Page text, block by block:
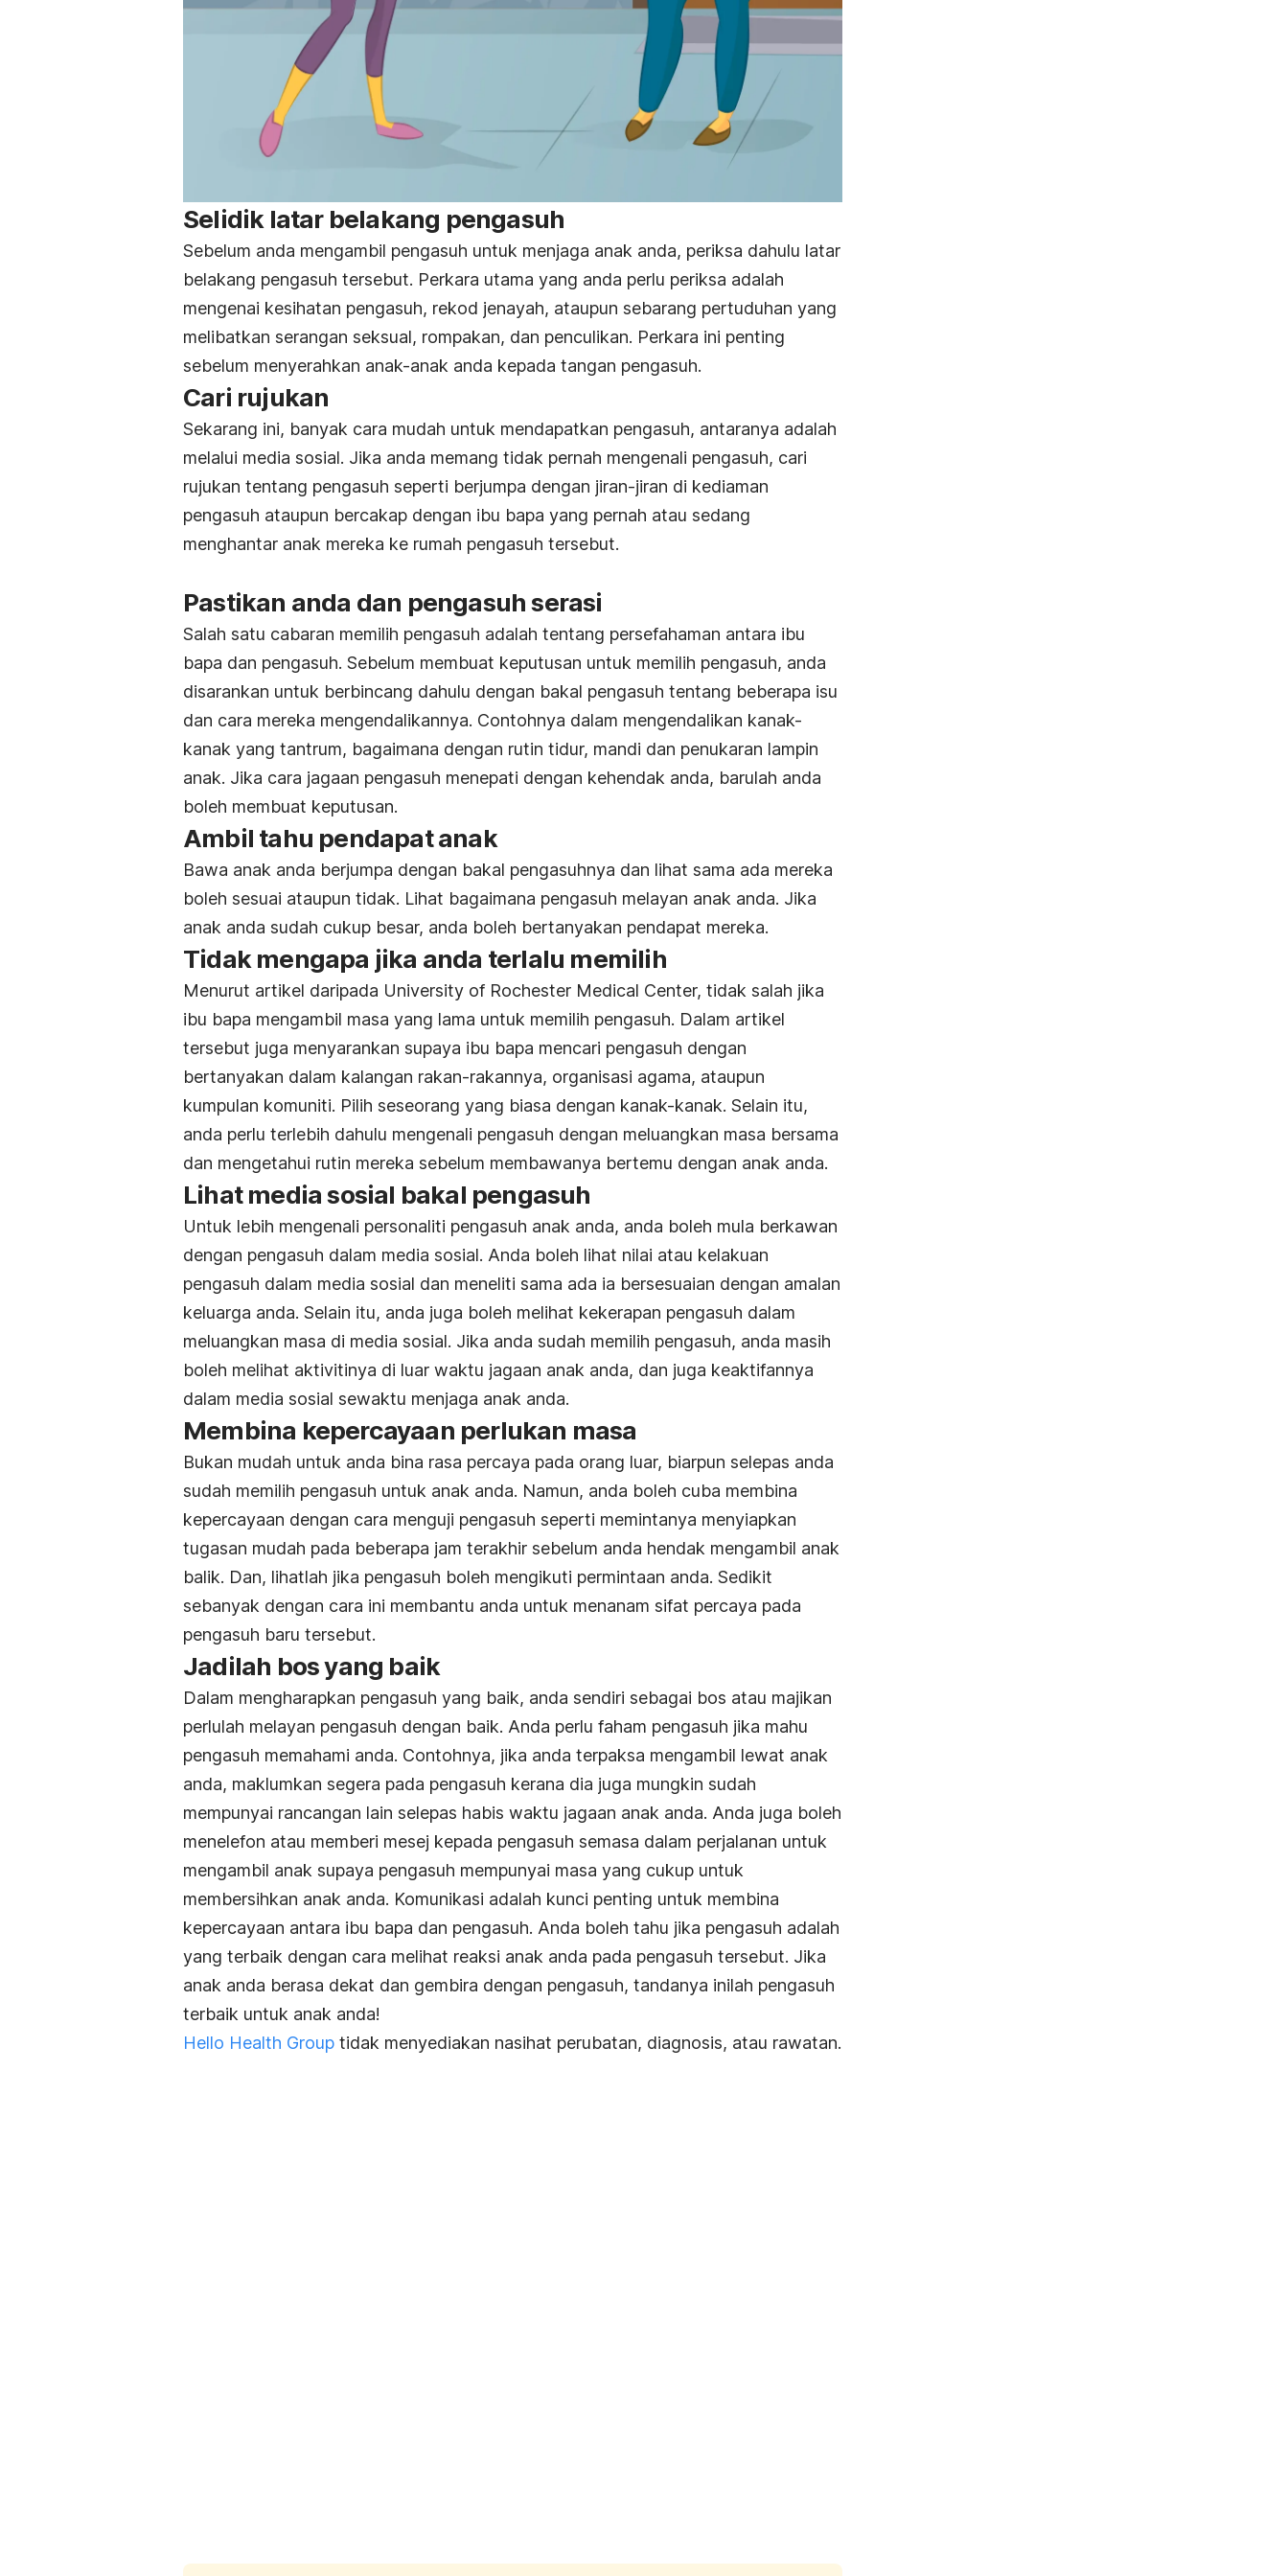
Selidik latar belakang pengasuh
Sebelum anda mengambil pengasuh untuk menjaga anak anda, periksa dahulu latar
belakang pengasuh tersebut. Perkara utama yang anda perlu periksa adalah
mengenai kesihatan pengasuh, rekod jenayah, ataupun sebarang pertuduhan yang
melibatkan serangan seksual, rompakan, dan penculikan. Perkara ini penting
sebelum menyerahkan anak-anak anda kepada tangan pengasuh.
Cari rujukan
Sekarang ini, banyak cara mudah untuk mendapatkan pengasuh, antaranya adalah
melalui media sosial. Jika anda memang tidak pernah mengenali pengasuh, cari
rujukan tentang pengasuh seperti berjumpa dengan jiran-jiran di kediaman
pengasuh ataupun bercakap dengan ibu bapa yang pernah atau sedang
menghantar anak mereka ke rumah pengasuh tersebut.
Pastikan anda dan pengasuh serasi
Salah satu cabaran memilih pengasuh adalah tentang persefahaman antara ibu
bapa dan pengasuh. Sebelum membuat keputusan untuk memilih pengasuh, anda
disarankan untuk berbincang dahulu dengan bakal pengasuh tentang beberapa isu
dan cara mereka mengendalikannya. Contohnya dalam mengendalikan kanak-
kanak yang tantrum, bagaimana dengan rutin tidur, mandi dan penukaran lampin
anak. Jika cara jagaan pengasuh menepati dengan kehendak anda, barulah anda
boleh membuat keputusan.
Ambil tahu pendapat anak
Bawa anak anda berjumpa dengan bakal pengasuhnya dan lihat sama ada mereka
boleh sesuai ataupun tidak. Lihat bagaimana pengasuh melayan anak anda. Jika
anak anda sudah cukup besar, anda boleh bertanyakan pendapat mereka.
Tidak mengapa jika anda terlalu memilih
Menurut artikel daripada University of Rochester Medical Center, tidak salah jika
ibu bapa mengambil masa yang lama untuk memilih pengasuh. Dalam artikel
tersebut juga menyarankan supaya ibu bapa mencari pengasuh dengan
bertanyakan dalam kalangan rakan-rakannya, organisasi agama, ataupun
kumpulan komuniti. Pilih seseorang yang biasa dengan kanak-kanak. Selain itu,
anda perlu terlebih dahulu mengenali pengasuh dengan meluangkan masa bersama
dan mengetahui rutin mereka sebelum membawanya bertemu dengan anak anda.
Lihat media sosial bakal pengasuh
Untuk lebih mengenali personaliti pengasuh anak anda, anda boleh mula berkawan
dengan pengasuh dalam media sosial. Anda boleh lihat nilai atau kelakuan
pengasuh dalam media sosial dan meneliti sama ada ia bersesuaian dengan amalan
keluarga anda. Selain itu, anda juga boleh melihat kekerapan pengasuh dalam
meluangkan masa di media sosial. Jika anda sudah memilih pengasuh, anda masih
boleh melihat aktivitinya di luar waktu jagaan anak anda, dan juga keaktifannya
dalam media sosial sewaktu menjaga anak anda.
Membina kepercayaan perlukan masa
Bukan mudah untuk anda bina rasa percaya pada orang luar, biarpun selepas anda
sudah memilih pengasuh untuk anak anda. Namun, anda boleh cuba membina
kepercayaan dengan cara menguji pengasuh seperti memintanya menyiapkan
tugasan mudah pada beberapa jam terakhir sebelum anda hendak mengambil anak
balik. Dan, lihatlah jika pengasuh boleh mengikuti permintaan anda. Sedikit
sebanyak dengan cara ini membantu anda untuk menanam sifat percaya pada
pengasuh baru tersebut.
Jadilah bos yang baik
Dalam mengharapkan pengasuh yang baik, anda sendiri sebagai bos atau majikan
perlulah melayan pengasuh dengan baik. Anda perlu faham pengasuh jika mahu
pengasuh memahami anda. Contohnya, jika anda terpaksa mengambil lewat anak
anda, maklumkan segera pada pengasuh kerana dia juga mungkin sudah
mempunyai rancangan lain selepas habis waktu jagaan anak anda. Anda juga boleh
menelefon atau memberi mesej kepada pengasuh semasa dalam perjalanan untuk
mengambil anak supaya pengasuh mempunyai masa yang cukup untuk
membersihkan anak anda. Komunikasi adalah kunci penting untuk membina
kepercayaan antara ibu bapa dan pengasuh. Anda boleh tahu jika pengasuh adalah
yang terbaik dengan cara melihat reaksi anak anda pada pengasuh tersebut. Jika
anak anda berasa dekat dan gembira dengan pengasuh, tandanya inilah pengasuh
terbaik untuk anak anda!
Hello Health Group tidak menyediakan nasihat perubatan, diagnosis, atau rawatan.